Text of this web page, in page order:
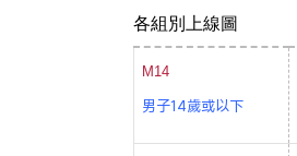
各組別上線圖
M14
男子14歲或以下